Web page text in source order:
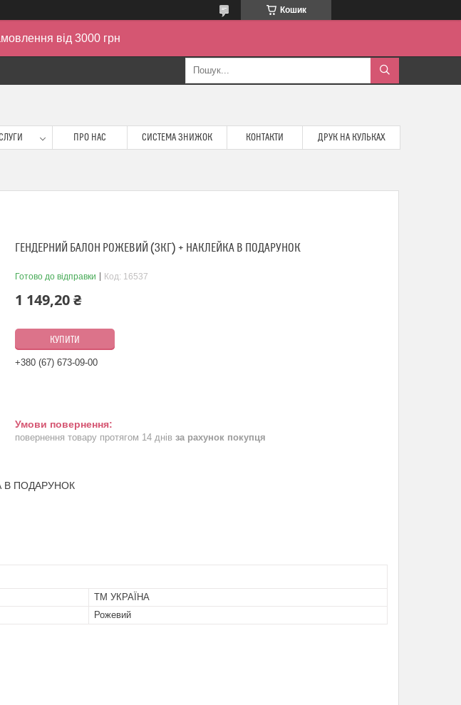
Кошик
від 3000 грн
ПРО НАС СИСТЕМА ЗНИЖОК КОНТАКТИ ДРУК НА КУЛЬКАХ
ГЕНДЕРНИЙ БАЛОН РОЖЕВИЙ (3КГ) + НАКЛЕЙКА В ПОДАРУНОК
Готово до відправки Код: 16537
1 149,20 ₴
КУПИТИ
+380 (67) 673-09-00
повернення товару протягом 14 днів за рахунок покупця
В ПОДАРУНОК
ТМ УКРАЇНА
Рожевий